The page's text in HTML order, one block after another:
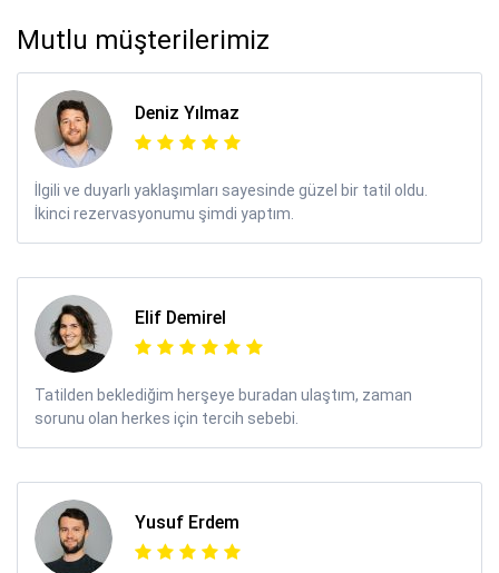
Mutlu müşterilerimiz
Deniz Yılmaz
İlgili ve duyarlı yaklaşımları sayesinde güzel bir tatil oldu.
İkinci rezervasyonumu şimdi yaptım.
Elif Demirel
Tatilden beklediğim herşeye buradan ulaştım, zaman
sorunu olan herkes için tercih sebebi.
Yusuf Erdem